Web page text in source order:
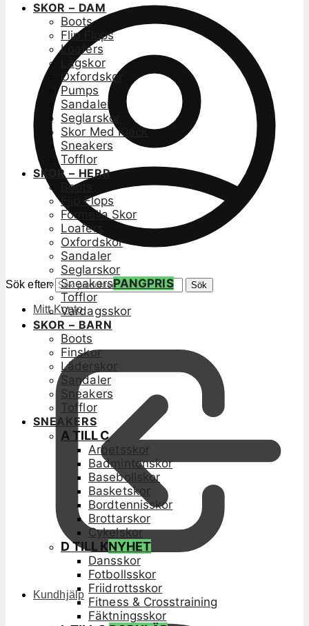
Sök efter: Sök
Mitt Konto
Kundhjälp
SKOR – DAM
Boots
Flip Flops
Loafers
Lågskor
Oxfordskor
Pumps
Sandaler
Seglarskor
Skor Med Klack
Sneakers
Tofflor
SKOR – HERR
Boots
Flip Flops
Formella Skor
Loafers
Oxfordskor
Sandaler
Seglarskor
SneakersPANGPRIS
Tofflor
Vardagsskor
SKOR – BARN
Boots
Finskor
Läderskor
Sandaler
Sneakers
Tofflor
SNEAKERS
A TILL C
Arbetsskor
Badmintonskor
Basebollskor
Basketskor
Bordtennisskor
Brottarskor
Cykelskor
D TILL KNYHET
Dansskor
Fotbollsskor
Friidrottsskor
Fitness & Crosstraining
Fäktningsskor